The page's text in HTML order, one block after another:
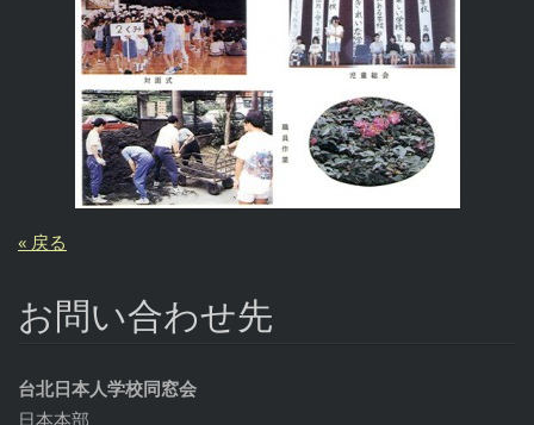
« 戻る
お問い合わせ先
台北日本人学校同窓会
日本本部